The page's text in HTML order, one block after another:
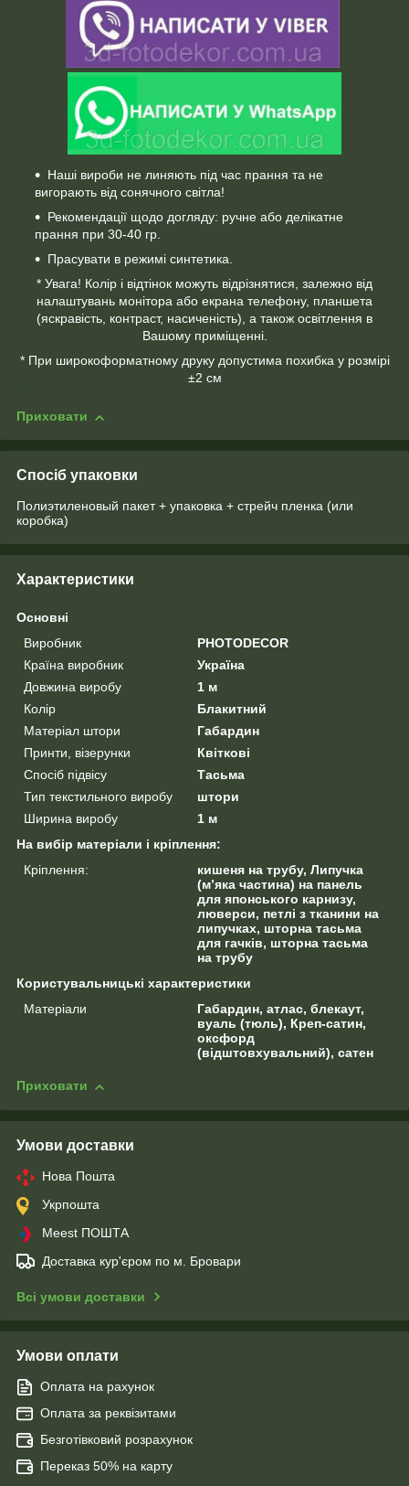
Наші вироби не линяють під час прання та не
вигорають від сонячного світла!
Рекомендації щодо догляду: ручне або делікатне
прання при 30-40 гр.
Прасувати в режимі синтетика.
* Увага! Колір і відтінок можуть відрізнятися, залежно від
налаштувань монітора або екрана телефону, планшета
(яскравість, контраст, насиченість), а також освітлення в
Вашому приміщенні.
* При широкоформатному друку допустима похибка у розмірі
±2 см
Приховати
Спосіб упаковки
Полиэтиленовый пакет + упаковка + стрейч пленка (или
коробка)
Характеристики
Основні
Виробник
PHOTODECOR
Країна виробник
Україна
Довжина виробу
1 м
Колір
Блакитний
Матеріал штори
Габардин
Принти, візерунки
Квіткові
Спосіб підвісу
Тасьма
Тип текстильного виробу
штори
Ширина виробу
1 м
На вибір матеріали і кріплення:
Кріплення:
кишеня на трубу, Липучка
(м’яка частина) на панель
для японського карнизу,
люверси, петлі з тканини на
липучках, шторна тасьма
для гачків, шторна тасьма
на трубу
Користувальницькі характеристики
Матеріали
Габардин, атлас, блекаут,
вуаль (тюль), Креп-сатин,
оксфорд
(відштовхувальний), сатен
Приховати
Умови доставки
Нова Пошта
Укрпошта
Meest ПОШТА
Доставка кур'єром по м. Бровари
Всі умови доставки
Умови оплати
Оплата на рахунок
Оплата за реквізитами
Безготівковий розрахунок
Переказ 50% на карту